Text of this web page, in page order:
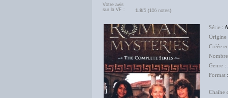
Votre avis
sur la VF :
1.8/5 (106 notes)
Série :
Origine
Créée
Genre :
Format
Chaîne